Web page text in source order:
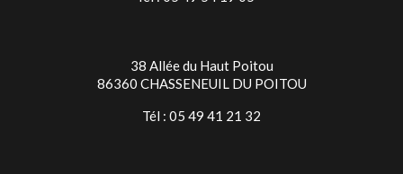
38 Allée du Haut Poitou
86360 CHASSENEUIL DU POITOU
Tél : 05 49 41 21 32